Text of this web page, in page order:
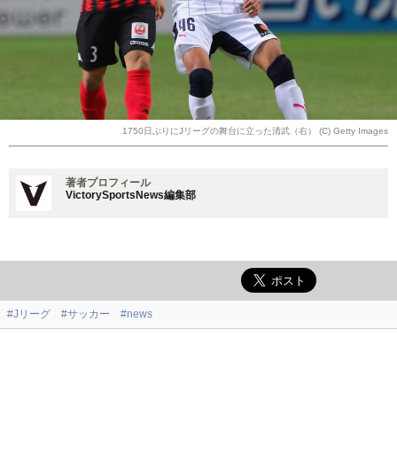
1750日ぶりにJリーグの舞台に立った清武（右） (C) Getty Images
著者プロフィール
VictorySportsNews編集部
#Jリーグ #サッカー #news